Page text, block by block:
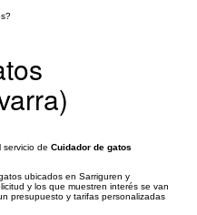
servicio de Cuidador de gatos
ubicados en Sarriguren y
y los que muestren interés se van
presupuesto y tarifas personalizadas